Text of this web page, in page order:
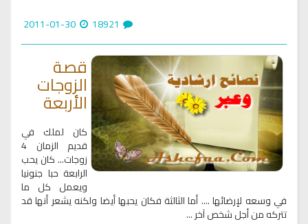
قصة
الزوجات
الأربعة
كان لملك في
قديم الزمان 4
زوجات... كان يحب
الرابعة حبا جنونيا
ويعمل كل ما
في وسعه لإرضائها .... أما الثالثة فكان يحبها أيضا ولكنه يشعر أنها قد
تتركه من أجل شخص آخر ...